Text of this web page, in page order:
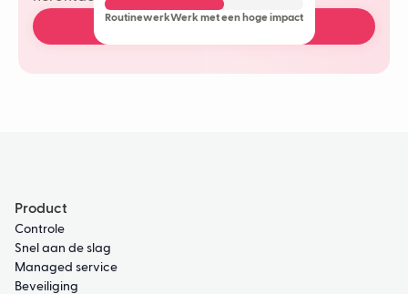
Plan een gratis demo
RoutinewerkWerk met een hoge impact
Product
Controle
Snel aan de slag
Managed service
Beveiliging